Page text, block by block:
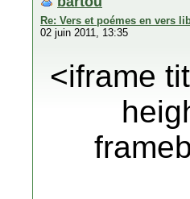
Re: Vers et poémes en vers
02 juin 2011, 13:35
<iframe